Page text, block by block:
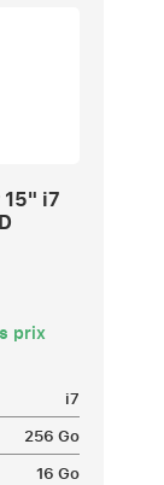
15" i7
prix
i7
256 Go
16 Go